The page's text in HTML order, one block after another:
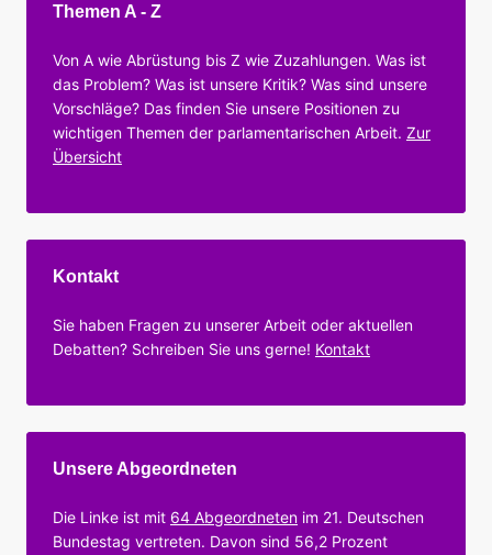
Themen A - Z
Von A wie Abrüstung bis Z wie Zuzahlungen. Was ist
das Problem? Was ist unsere Kritik? Was sind unsere
Vorschläge? Das finden Sie unsere Positionen zu
wichtigen Themen der parlamentarischen Arbeit. Zur
Übersicht
Kontakt
Sie haben Fragen zu unserer Arbeit oder aktuellen
Debatten? Schreiben Sie uns gerne! Kontakt
Unsere Abgeordneten
Die Linke ist mit 64 Abgeordneten im 21. Deutschen
Bundestag vertreten. Davon sind 56,2 Prozent